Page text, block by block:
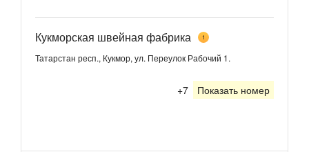
Кукморская швейная фабрика 1
Татарстан респ., Кукмор, ул. Переулок Рабочий 1.
+7 Показать номер